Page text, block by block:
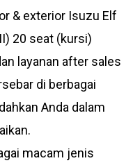
& exterior Isuzu Elf
20 seat (kursi)
layanan after sales
di berbagai
Anda dalam
macam jenis